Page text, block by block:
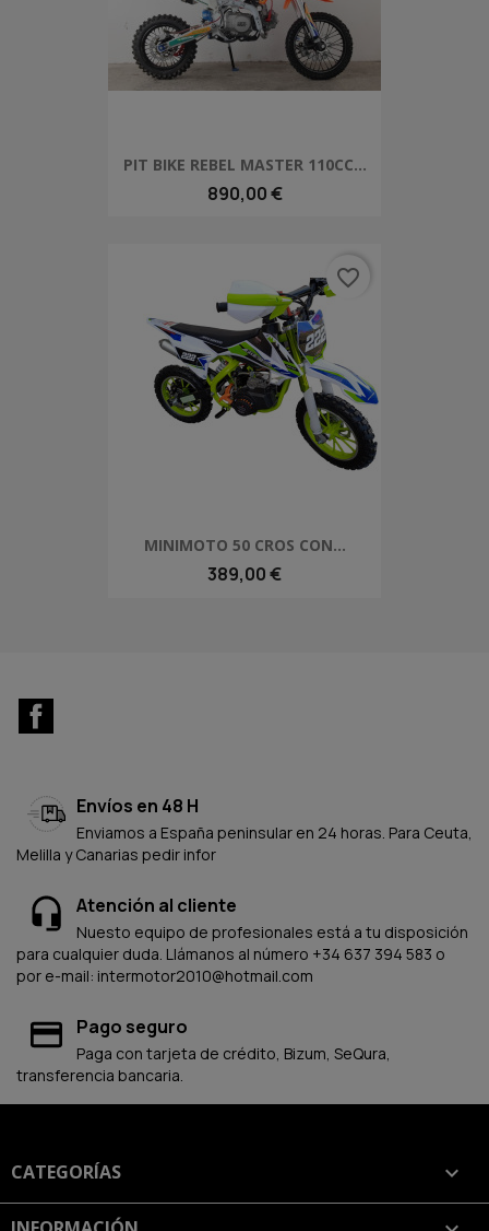
PIT BIKE REBEL MASTER 110CC...
890,00 €
MINIMOTO 50 CROS CON...
389,00 €
favorite_border
Envíos en 48 H
Enviamos a España peninsular en 24 horas. Para Ceuta,
Melilla y Canarias pedir infor
Atención al cliente
Nuesto equipo de profesionales está a tu disposición
para cualquier duda. Llámanos al número +34 637 394 583 o
por e-mail: intermotor2010@hotmail.com
Pago seguro
Paga con tarjeta de crédito, Bizum, SeQura,
transferencia bancaria.
CATEGORÍAS 